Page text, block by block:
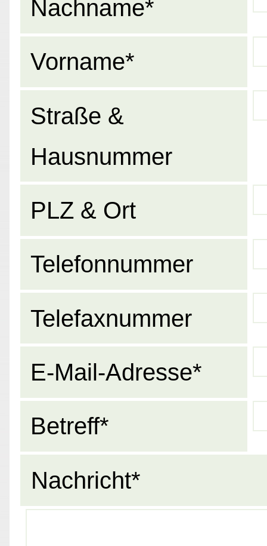
Nachname*
Vorname*
Straße &
Hausnummer
PLZ & Ort
Telefonnummer
Telefaxnummer
E-Mail-Adresse*
Betreff*
Nachricht*